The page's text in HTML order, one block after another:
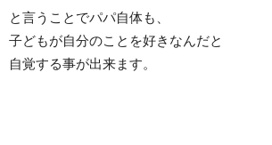
と言うことでパパ自体も、
子どもが自分のことを好きなんだと
自覚する事が出来ます。